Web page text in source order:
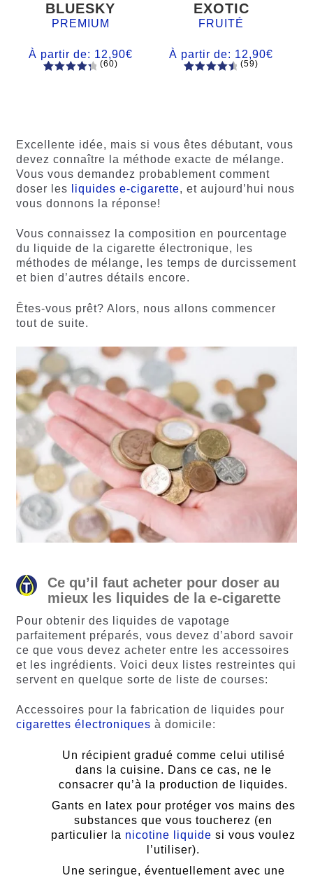
BLUESKY
PREMIUM
À partir de: 12,90€
notations
client
(60)
EXOTIC
FRUITÉ
À partir de: 12,90€
client
(59)
Excellente idée, mais si vous êtes débutant, vous
devez connaître la méthode exacte de mélange.
Vous vous demandez probablement comment
doser les
liquides e-cigarette, et aujourd’hui nous
vous donnons la réponse!
Vous connaissez la composition en pourcentage
du liquide de la cigarette électronique, les
méthodes de mélange, les temps de durcissement
et bien d’autres détails encore.
Êtes-vous prêt? Alors, nous allons commencer
tout de suite.
Ce qu’il faut acheter pour doser au
mieux les liquides de la e-cigarette
Pour obtenir des liquides de vapotage
parfaitement préparés, vous devez d’abord savoir
ce que vous devez acheter entre les accessoires
et les ingrédients. Voici deux listes restreintes qui
servent en quelque sorte de liste de courses:
Accessoires pour la fabrication de liquides pour
cigarettes électroniques à domicile:
Un récipient gradué comme celui utilisé
dans la cuisine. Dans ce cas, ne le
consacrer qu’à la production de liquides.
Gants en latex pour protéger vos mains des
substances que vous toucherez (en
particulier la nicotine liquide si vous voulez
l’utiliser).
Une seringue, éventuellement avec une